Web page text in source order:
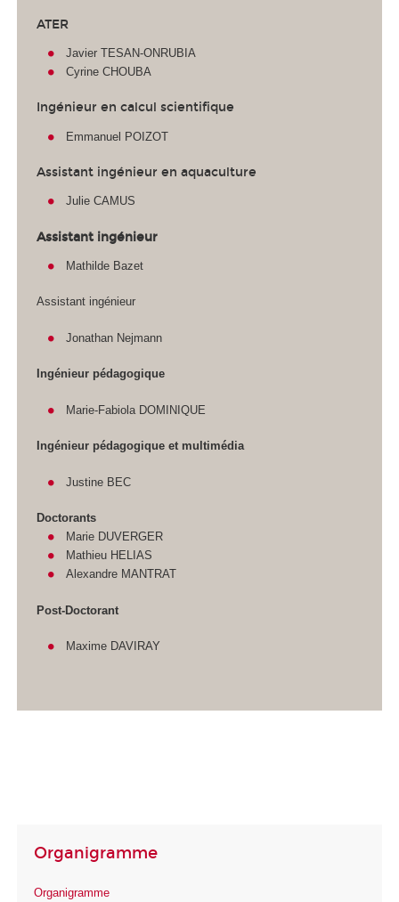
ATER
Javier TESAN-ONRUBIA
Cyrine CHOUBA
Ingénieur en calcul scientifique
Emmanuel POIZOT
Assistant ingénieur en aquaculture
Julie CAMUS
Assistant ingénieur
Mathilde Bazet
Assistant ingénieur
Jonathan Nejmann
Ingénieur pédagogique
Marie-Fabiola DOMINIQUE
Ingénieur pédagogique et multimédia
Justine BEC
Doctorants
Marie DUVERGER
Mathieu HELIAS
Alexandre MANTRAT
Post-Doctorant
Maxime DAVIRAY
Organigramme
Organigramme